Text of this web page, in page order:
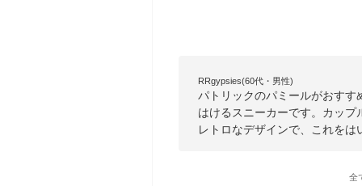
RRgypsies(60代・男性)
パトリックのパミールがおす
はけるスニーカーです。カッ
レトロなデザインで、これを
全